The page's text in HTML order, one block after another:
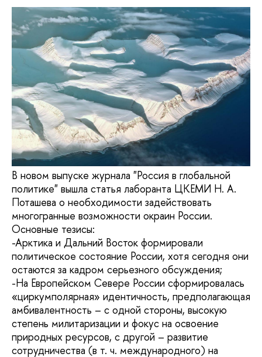
В новом выпуске журнала "Россия в глобальной
политике" вышла статья лаборанта ЦКЕМИ Н. А.
Поташева о необходимости задействовать
многогранные возможности окраин России.
Основные тезисы:
-Арктика и Дальний Восток формировали
политическое состояние России, хотя сегодня они
остаются за кадром серьезного обсуждения;
-На Европейском Севере России сформировалась
«циркумполярная» идентичность, предполагающая
амбивалентность – с одной стороны, высокую
степень милитаризации и фокус на освоение
природных ресурсов, с другой – развитие
сотрудничества (в т. ч. международного) на